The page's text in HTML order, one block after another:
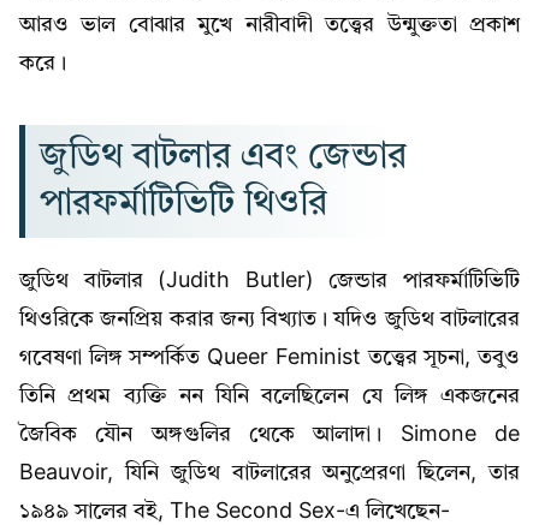
আরও ভাল বোঝার মুখে নারীবাদী তত্ত্বের উন্মুক্ততা প্রকাশ
করে।
জুডিথ বাটলার এবং জেন্ডার
পারফর্মাটিভিটি থিওরি
জুডিথ বাটলার (Judith Butler) জেন্ডার পারফর্মাটিভিটি
থিওরিকে জনপ্রিয় করার জন্য বিখ্যাত। যদিও জুডিথ বাটলারের
গবেষণা লিঙ্গ সম্পর্কিত Queer Feminist তত্ত্বের সূচনা, তবুও
তিনি প্রথম ব্যক্তি নন যিনি বলেছিলেন যে লিঙ্গ একজনের
জৈবিক যৌন অঙ্গগুলির থেকে আলাদা। Simone de
Beauvoir, যিনি জুডিথ বাটলারের অনুপ্রেরণা ছিলেন, তার
১৯৪৯ সালের বই, The Second Sex-এ লিখেছেন-